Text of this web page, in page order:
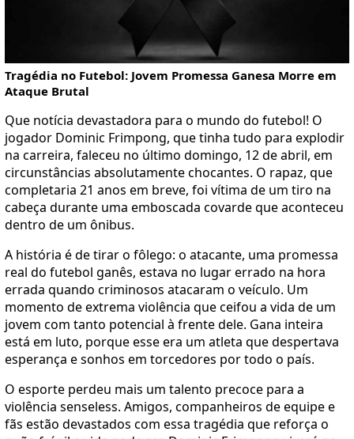
Tragédia no Futebol: Jovem Promessa Ganesa Morre em
Ataque Brutal
Que notícia devastadora para o mundo do futebol! O
jogador Dominic Frimpong, que tinha tudo para explodir
na carreira, faleceu no último domingo, 12 de abril, em
circunstâncias absolutamente chocantes. O rapaz, que
completaria 21 anos em breve, foi vítima de um tiro na
cabeça durante uma emboscada covarde que aconteceu
dentro de um ônibus.
A história é de tirar o fôlego: o atacante, uma promessa
real do futebol ganês, estava no lugar errado na hora
errada quando criminosos atacaram o veículo. Um
momento de extrema violência que ceifou a vida de um
jovem com tanto potencial à frente dele. Gana inteira
está em luto, porque esse era um atleta que despertava
esperança e sonhos em torcedores por todo o país.
O esporte perdeu mais um talento precoce para a
violência senseless. Amigos, companheiros de equipe e
fãs estão devastados com essa tragédia que reforça o